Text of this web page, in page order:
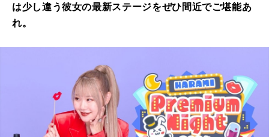
は少し違う彼女の最新ステージをぜひ間近でご堪能あ
れ。